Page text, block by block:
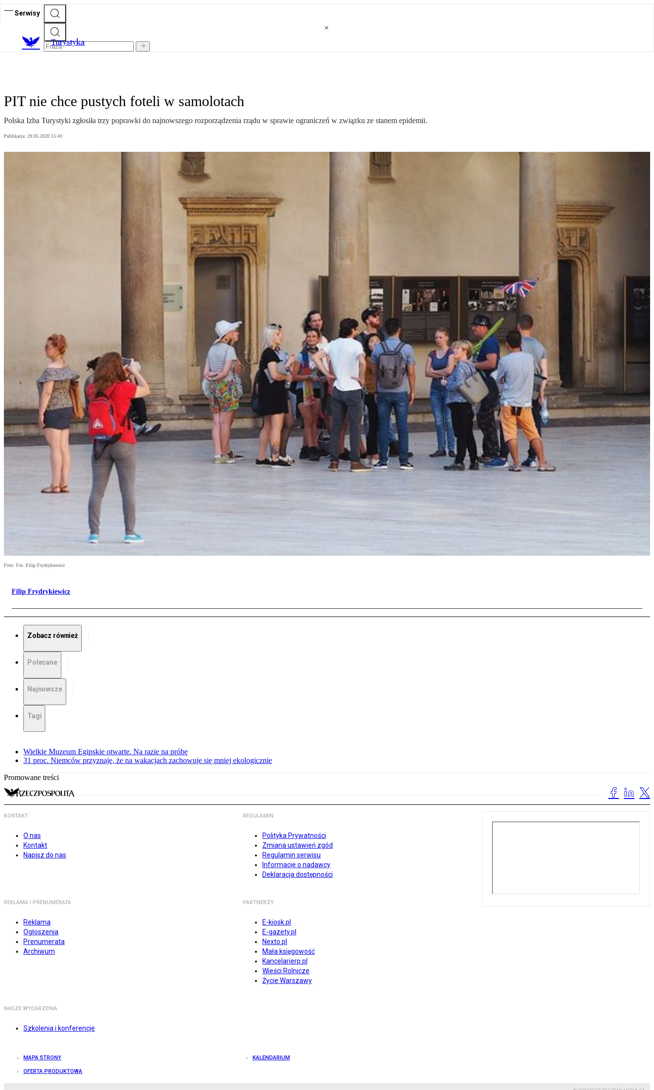
Serwisy
Turystyka
PIT nie chce pustych foteli w samolotach
Polska Izba Turystyki zgłosiła trzy poprawki do najnowszego rozporządzenia rządu w sprawie ograniczeń w związku ze stanem epidemii.
Publikacja: 29.05.2020 15:43
Foto: Fot. Filip Frydrykiewicz
Filip Frydrykiewicz
Zobacz również
Polecane
Najnowsze
Tagi
Wielkie Muzeum Egipskie otwarte. Na razie na próbę
31 proc. Niemców przyznaje, że na wakacjach zachowuje się mniej ekologicznie
Promowane treści
KONTAKT
O nas
Kontakt
Napisz do nas
REGULAMIN
Polityka Prywatności
Zmiana ustawień zgód
Regulamin serwisu
Informacje o nadawcy
Deklaracja dostępności
REKLAMA I PRENUMERATA
Reklama
Ogłoszenia
Prenumerata
Archiwum
PARTNERZY
E-kiosk.pl
E-gazety.pl
Nexto.pl
Mała księgowość
Kancelarierp.pl
Wieści Rolnicze
Życie Warszawy
NASZE WYDARZENIA
Szkolenia i konferencje
MAPA STRONY KALENDARIUM
OFERTA PRODUKTOWA